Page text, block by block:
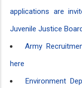
applications are
Juvenile Justice
Army
here
Environment